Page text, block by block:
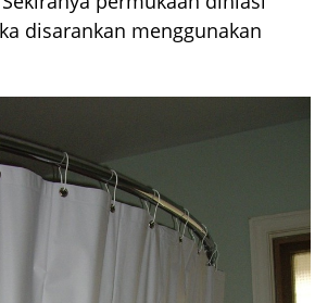
disarankan menggunakan